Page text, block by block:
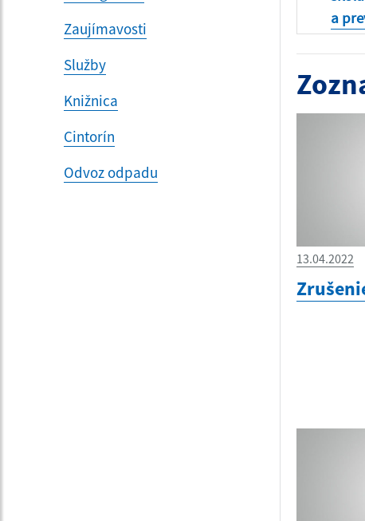
Zaujímavosti
Služby
Knižnica
Cintorín
Odvoz odpadu
a
13.04.2022